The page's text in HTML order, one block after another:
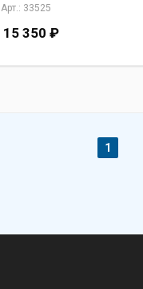
Арт.: 33525
15 350 ₽
1